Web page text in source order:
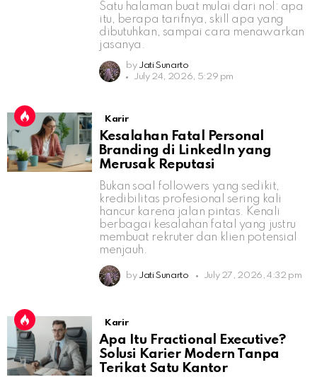
Satu halaman buat mulai dari nol: apa
itu, berapa tarifnya, skill apa yang
dibutuhkan, sampai cara menawarkan
jasanya.
by Jati Sunarto
July 24, 2026, 5:29 pm
Karir
Kesalahan Fatal Personal
Branding di LinkedIn yang
Merusak Reputasi
Bukan soal followers yang sedikit,
kredibilitas profesional sering kali
hancur karena jalan pintas. Kenali
berbagai kesalahan fatal yang justru
membuat rekruter dan klien potensial
menjauh.
by Jati Sunarto July 27, 2026, 4:32 pm
Karir
Apa Itu Fractional Executive?
Solusi Karier Modern Tanpa
Terikat Satu Kantor